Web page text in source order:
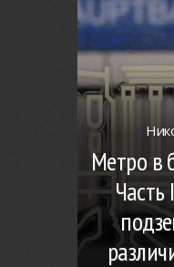
Метро в
Часть